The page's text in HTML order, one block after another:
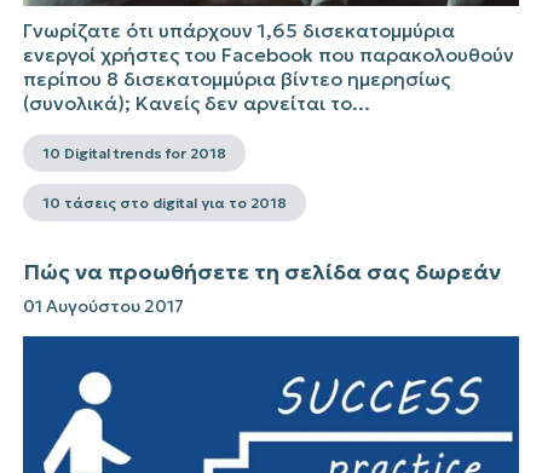
Γνωρίζατε ότι υπάρχουν 1,65 δισεκατομμύρια
ενεργοί χρήστες του Facebook που παρακολουθούν
περίπου 8 δισεκατομμύρια βίντεο ημερησίως
(συνολικά); Κανείς δεν αρνείται το...
10 Digital trends for 2018
10 τάσεις στο digital για το 2018
Πώς να προωθήσετε τη σελίδα σας δωρεάν
01 Αυγούστου 2017